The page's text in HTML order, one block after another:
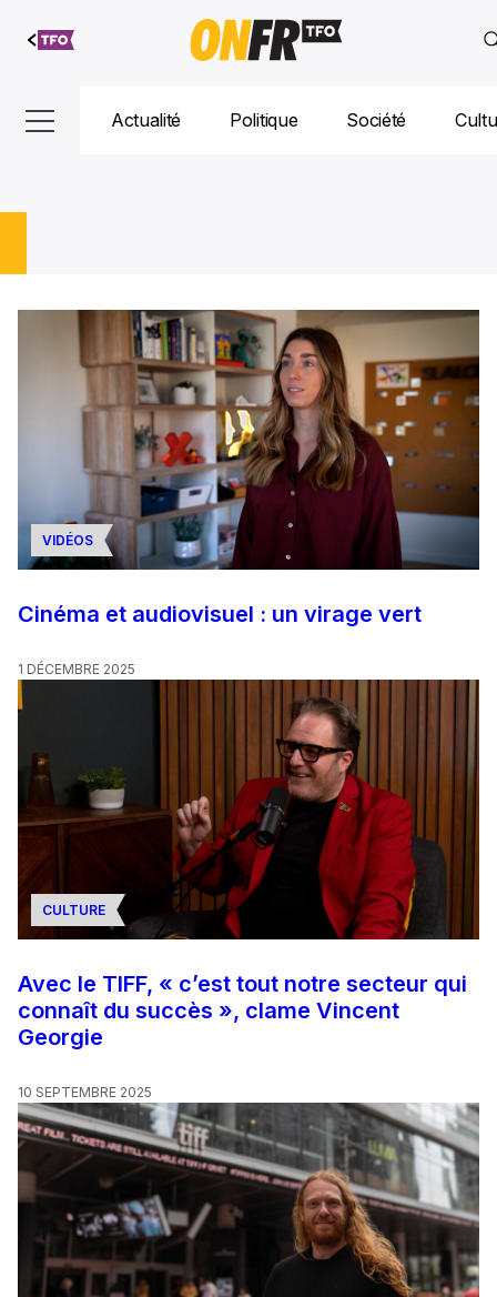
Aller au
contenu
Actualité Politique Société
VIDÉOS
Cinéma et audiovisuel : un virage vert
1 DÉCEMBRE 2025
CULTURE
Avec le TIFF, « c’est tout notre secteur qui
connaît du succès », clame Vincent
Georgie
10 SEPTEMBRE 2025